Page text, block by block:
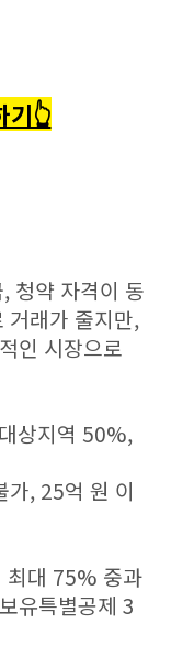
기👆
청약 자격이 동
거래가 줄지만,
인 시장으로
상지역 50%,
가, 25억 원 이
최대 75% 중과
유특별공제 3